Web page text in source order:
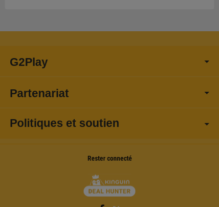
G2Play
Partenariat
Politiques et soutien
Rester connecté